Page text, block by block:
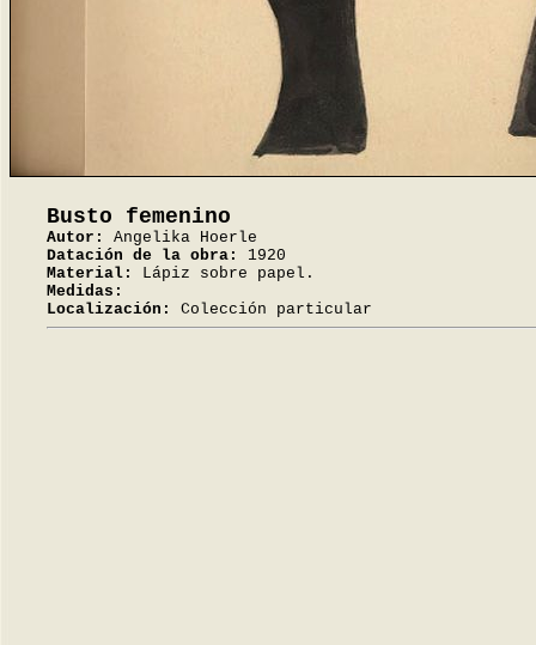
Busto femenino
Autor:
Angelika Hoerle
Datación de la obra:
1920
Material:
Lápiz sobre papel.
Medidas:
Localización:
Colección particular